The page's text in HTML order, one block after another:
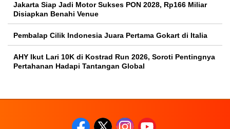
Jakarta Siap Jadi Motor Sukses PON 2028, Rp166 Miliar
Disiapkan Benahi Venue
Pembalap Cilik Indonesia Juara Pertama Gokart di Italia
AHY Ikut Lari 10K di Kostrad Run 2026, Soroti Pentingnya
Pertahanan Hadapi Tantangan Global